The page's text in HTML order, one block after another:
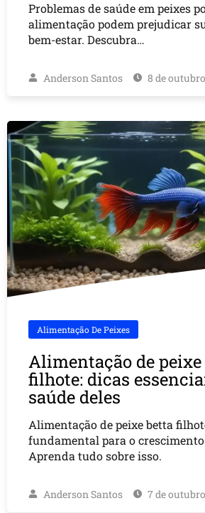
Problemas de saúde em peixes
alimentação podem prejudicar
bem-estar. Descubra…
Anderson Santos 8 de
Alimentação De Peixes
Alimentação de
filhote: dicas
saúde deles
Alimentação de peixe betta
fundamental para o
Aprenda tudo sobre isso.
Anderson Santos 7 de